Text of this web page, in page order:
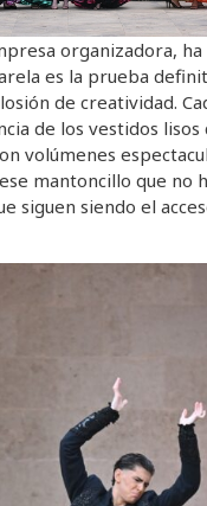
organizadora,
es la prueba
de creatividad.
de los vestidos lisos
volúmenes
mantoncillo que no
siguen siendo el